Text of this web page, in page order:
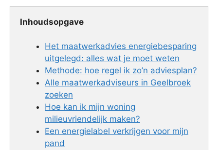
Inhoudsopgave
Het maatwerkadvies energiebesparing
uitgelegd: alles wat je moet weten
Methode: hoe regel ik zo’n adviesplan?
Alle maatwerkadviseurs in Geelbroek
zoeken
Hoe kan ik mijn woning
milieuvriendelijk maken?
Een energielabel verkrijgen voor mijn
pand